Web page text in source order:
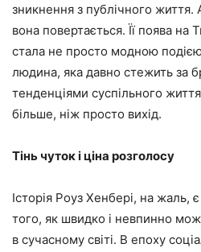
зникнення з публічного
вона повертається. Її поява на
стала не просто модною
людина, яка давно стежить за
тенденціями суспільного
більше, ніж просто вихід.
Тінь чуток і ціна розголосу
Історія Роуз Хенбері, на жаль,
того, як швидко і невпинно
в сучасному світі. В епоху